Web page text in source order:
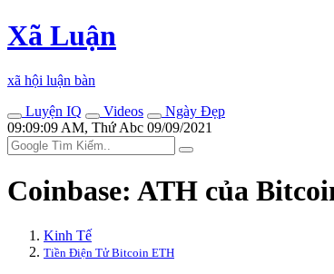
Xã Luận
xã hội luận bàn
Luyện IQ
Videos
Ngày Đẹp
09:09:09 AM, Thứ Abc 09/09/2021
Coinbase: ATH của
Kinh Tế
Tiền Điện Tử Bitcoin ETH